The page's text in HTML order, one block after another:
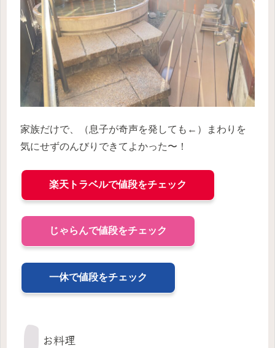
家族だけで、（息子が奇声を発しても←）まわりを
気にせずのんびりできてよかった〜！
楽天トラベルで値段をチェック
じゃらんで値段をチェック
一休で値段をチェック
お料理